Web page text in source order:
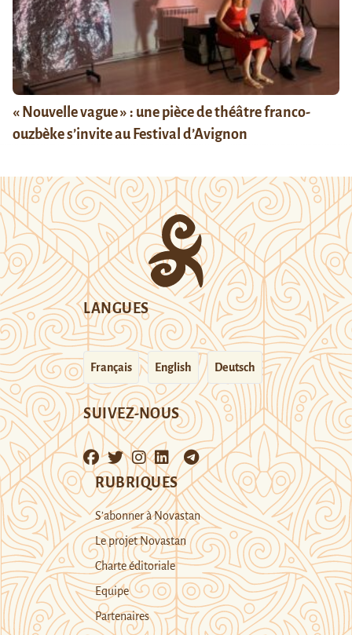
« Nouvelle vague » : une pièce de théâtre franco-
ouzbèke s’invite au Festival d’Avignon
LANGUES
Français English Deutsch
SUIVEZ-NOUS
RUBRIQUES
S’abonner à Novastan
Le projet Novastan
Charte éditoriale
Equipe
Partenaires